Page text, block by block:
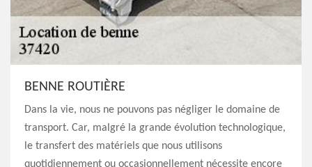
BENNE ROUTIÈRE
Dans la vie, nous ne pouvons pas négliger le domaine de
transport. Car, malgré la grande évolution technologique,
le transfert des matériels que nous utilisons
quotidiennement ou occasionnellement nécessite encore